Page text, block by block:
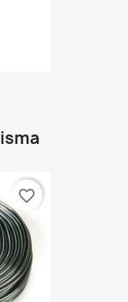
favorite_border